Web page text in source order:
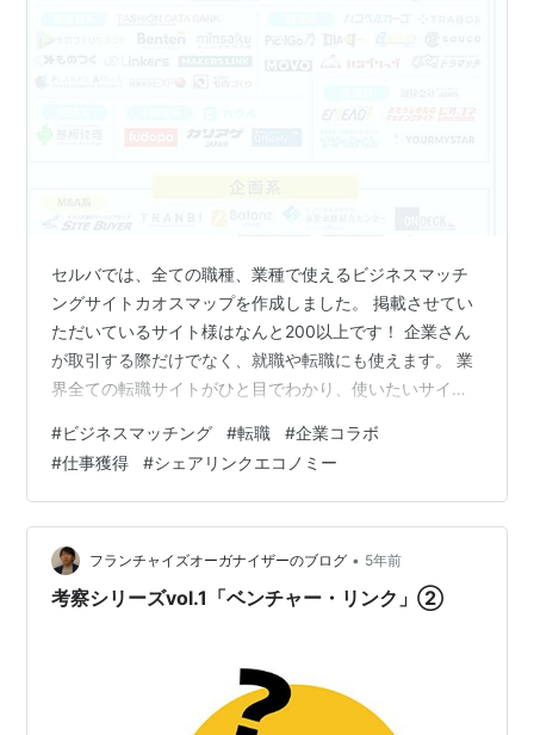
セルバでは、全ての職種、業種で使えるビジネスマッチ
ングサイトカオスマップを作成しました。 掲載させてい
ただいているサイト様はなんと200以上です！ 企業さん
が取引する際だけでなく、就職や転職にも使えます。 業
界全ての転職サイトがひと目でわかり、使いたいサイト
版を載せています！ 転載を防ぐ目的でぼやかし、一部だ
けを掲載しています。 完全バージョンは以下のURLから
ご覧になってください！ 【2021年4月版】ビジネスマッ
チングサイトのカオスマップを公開
#ビジネスマッチング #転職 #企業コラボ
#仕事獲得 #シェアリンクエコノミー
フランチャイズオーガナイザーのブログ • 5年前
考察シリーズvol.1「ベンチャー・リンク」②